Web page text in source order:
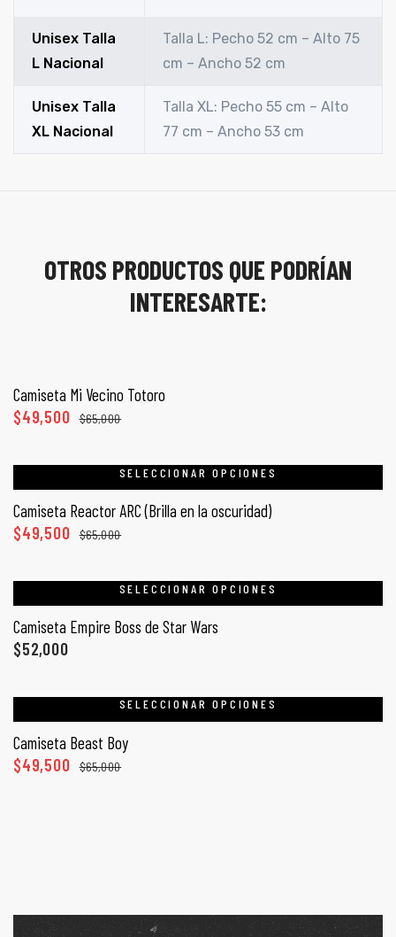
Unisex Talla
L Nacional
Talla L: Pecho 52 cm – Alto 75
cm – Ancho 52 cm
Unisex Talla
XL Nacional
Talla XL: Pecho 55 cm – Alto
77 cm – Ancho 53 cm
OTROS PRODUCTOS QUE PODRÍAN
INTERESARTE:
Camiseta Mi Vecino Totoro
$65,000
$49,500
SELECCIONAR OPCIONES
Camiseta Reactor ARC (Brilla en la oscuridad)
$65,000
$49,500
SELECCIONAR OPCIONES
Camiseta Empire Boss de Star Wars
$52,000
SELECCIONAR OPCIONES
Camiseta Beast Boy
$65,000
$49,500